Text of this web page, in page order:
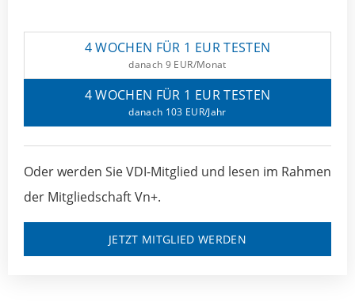
4 WOCHEN FÜR 1 EUR TESTEN
danach 9 EUR/Monat
4 WOCHEN FÜR 1 EUR TESTEN
danach 103 EUR/Jahr
Oder werden Sie VDI-Mitglied und lesen im Rahmen
der Mitgliedschaft Vn+.
JETZT MITGLIED WERDEN